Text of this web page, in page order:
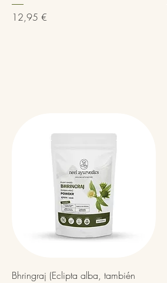
Precio
12,95 €
Vista rápida
Bhringraj (Eclipta alba, también